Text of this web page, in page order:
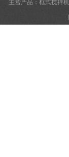
主营产品：框式搅拌